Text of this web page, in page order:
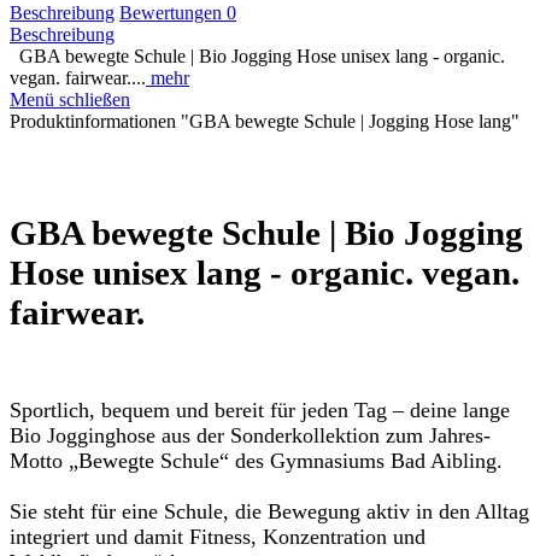
Beschreibung Bewertungen 0
Beschreibung
GBA bewegte Schule | Bio Jogging Hose unisex lang - organic.
vegan. fairwear.... mehr
Menü schließen
Produktinformationen "GBA bewegte Schule | Jogging Hose lang"
GBA bewegte Schule | Bio Jogging
Hose unisex lang - organic. vegan.
fairwear.
Sportlich, bequem und bereit für jeden Tag – deine lange
Bio Jogginghose aus der Sonderkollektion zum Jahres-
Motto „Bewegte Schule“ des Gymnasiums Bad Aibling.
Sie steht für eine Schule, die Bewegung aktiv in den Alltag
integriert und damit Fitness, Konzentration und